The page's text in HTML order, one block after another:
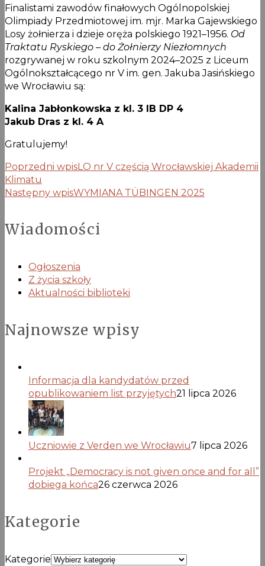
Finalistami zawodów finałowych Ogólnopolskiej
Olimpiady Przedmiotowej im. mjr. Marka Gajewskiego
Losy żołnierza i dzieje oręża polskiego 1921–1956. Od
Traktatu Ryskiego – do Żołnierzy Niezłomnych
rozgrywanej w roku szkolnym 2024–2025 z Liceum
Ogólnokształcącego nr V im. gen. Jakuba Jasińskiego
we Wrocławiu są:
Kalina Jabłonkowska z kl. 3 IB DP 4
Jakub Dras z kl. 4 A
Gratulujemy!
Poprzedni wpisLO nr V częścią Wrocławskiej Akademii
Klimatu
Następny wpisWYMIANA TÜBINGEN 2025
Wiadomości
Ogłoszenia
Z życia szkoły
Aktualności biblioteki
Najnowsze wpisy
Informacja dla kandydatów przed
opublikowaniem list przyjętych21 lipca 2026
Uczniowie z Verden we Wrocławiu7 lipca 2026
Projekt „Democracy is not given once and for all”
dobiega końca26 czerwca 2026
Kategorie
Kategorie